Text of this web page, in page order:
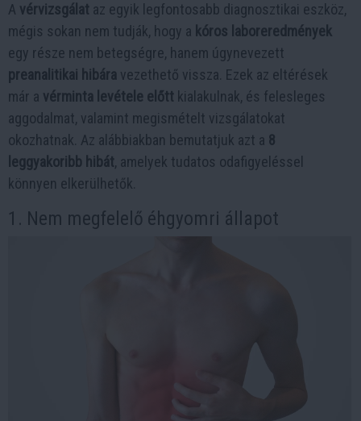
A vérvizsgálat az egyik legfontosabb diagnosztikai eszköz,
mégis sokan nem tudják, hogy a kóros laboreredmények
egy része nem betegségre, hanem úgynevezett
preanalitikai hibára vezethető vissza. Ezek az eltérések
már a vérminta levétele előtt kialakulnak, és felesleges
aggodalmat, valamint megismételt vizsgálatokat
okozhatnak. Az alábbiakban bemutatjuk azt a 8
leggyakoribb hibát, amelyek tudatos odafigyeléssel
könnyen elkerülhetők.
1. Nem megfelelő éhgyomri állapot